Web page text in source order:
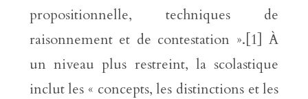
propositionnelle, techniques de
raisonnement et de contestation ».[1] À
un niveau plus restreint, la scolastique
inclut les « concepts, les distinctions et les